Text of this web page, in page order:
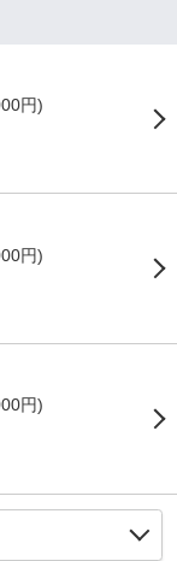
円)
円)
円)